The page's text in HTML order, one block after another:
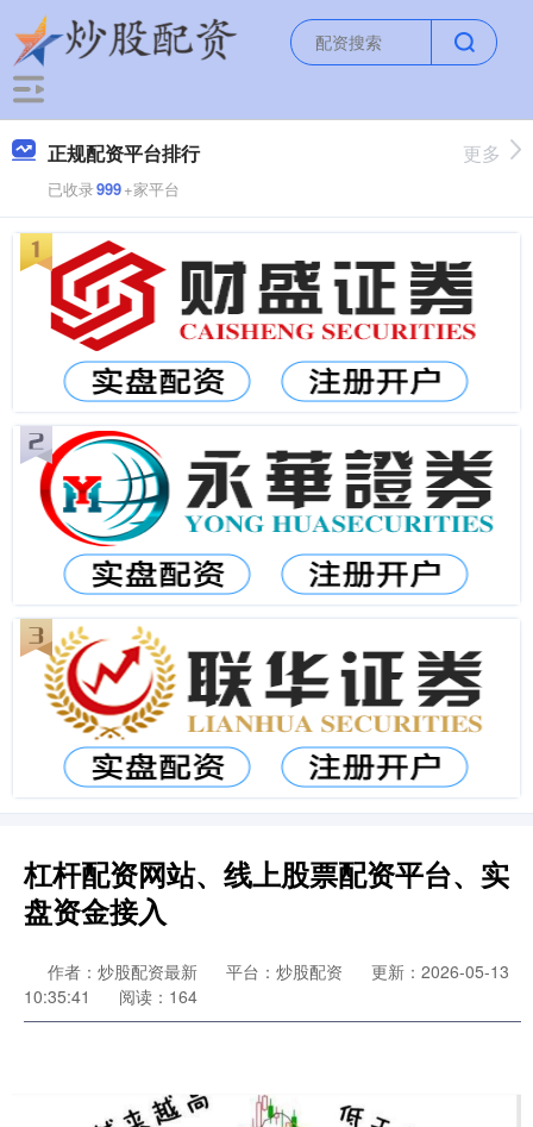
正规配资平台排行
已收录999+家平台
更多
杠杆配资网站、线上股票配资平台、实
盘资金接入
作者：炒股配资最新 平台：炒股配资
更新：2026-05-13
10:35:41
阅读：164